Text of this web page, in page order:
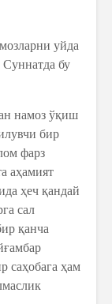
уйда
бу
намоз ўқиш
бир
фарз
аҳамият
ҳеч қандай
сал
қанча
саҳобага ҳам